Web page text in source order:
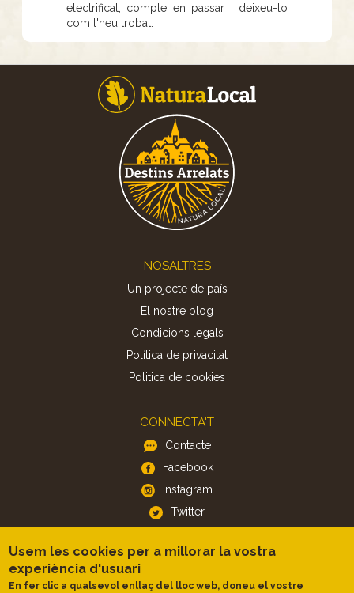
electrificat, compte en passar i deixeu-lo
com l'heu trobat.
NOSALTRES
Un projecte de país
El nostre blog
Condicions legals
Política de privacitat
Politica de cookies
CONNECTA'T
Contacte
Facebook
Instagram
Twitter
APP
iOS
Usem les cookies per a millorar la vostra
experiència d'usuari
En fer clic a qualsevol enllaç del lloc web, doneu el vostre